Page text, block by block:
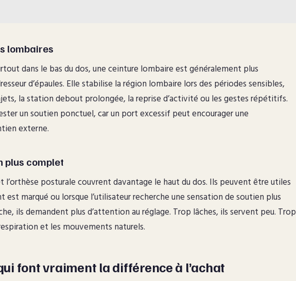
lombaires
dans le bas du dos, une ceinture lombaire est généralement plus
d’épaules. Elle stabilise la région lombaire lors des périodes sensibles,
la station debout prolongée, la reprise d’activité ou les gestes répétitifs.
un soutien ponctuel, car un port excessif peut encourager une
externe.
plus complet
l’orthèse posturale couvrent davantage le haut du dos. Ils peuvent être utiles
est marqué ou lorsque l’utilisateur recherche une sensation de soutien plus
ils demandent plus d’attention au réglage. Trop lâches, ils servent peu. Trop
et les mouvements naturels.
font vraiment la différence à l’achat